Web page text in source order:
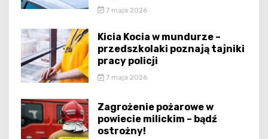
7 maja 2026
Kicia Kocia w mundurze –
przedszkolaki poznają tajniki
pracy policji
7 maja 2026
Zagrożenie pożarowe w
powiecie milickim – bądź
ostrożny!